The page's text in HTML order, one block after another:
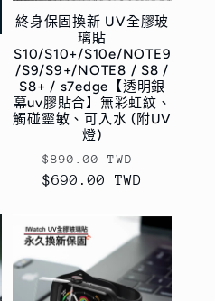
終身保固換新 UV全膠玻
璃貼
S10/S10+/S10e/NOTE9
/S9/S9+/NOTE8 / S8 /
S8+ / s7edge【透明銀
幕uv膠貼合】無彩虹紋、
觸碰靈敏、可入水 (附UV
燈)
定
價
$890.00 TWD
$690.00 TWD